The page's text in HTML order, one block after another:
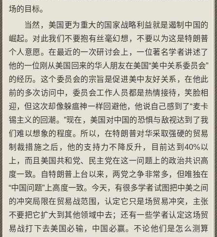
场的目标。
当然，美国更为重大的国家战略利益就是遏制中国的
崛起。对此我们不要抱有丝毫幻想，不要以为这是特朗普
个人意愿。在最近的一次研讨会上，一位著名学者讲述了
他的一位刚从美国回来的华人朋友在美国“美中关系委员会”
的经历。这个委员会的宗旨是促进美中友好关系，在他此
前的多次访问中，委员会工作人员都是热情接待，笑脸相
迎，但这次却像躲瘟神一样回避他，他说自己感到了“麦卡
锡主义的回潮。”现在，美国对中国的恐惧与敌视达到了我
们难以想象的程度。所以，在特朗普对华采取强硬的贸易
制裁措施之后，他的支持力不降反升，目前达到40%以
上，而且美国共和党、民主党在这一问题上的政治共识高
度一致。自特朗普上台以来，两党之争非常多，但唯独在
“中国问题”上高度一致。今天，有很多学者试图把中美之间
的冲突局限在贸易战范围，认定它只是场贸易冲突，主张
不要把它扩大到其他领域中去；还有一些学者认定这场贸
易战打下去美国必输，中国必赢。不论他们是怎么测算